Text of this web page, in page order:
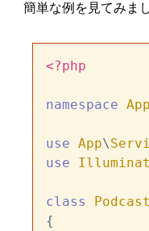
簡単な例を見てみま
<?php
namespace App
use App\
use
class
{